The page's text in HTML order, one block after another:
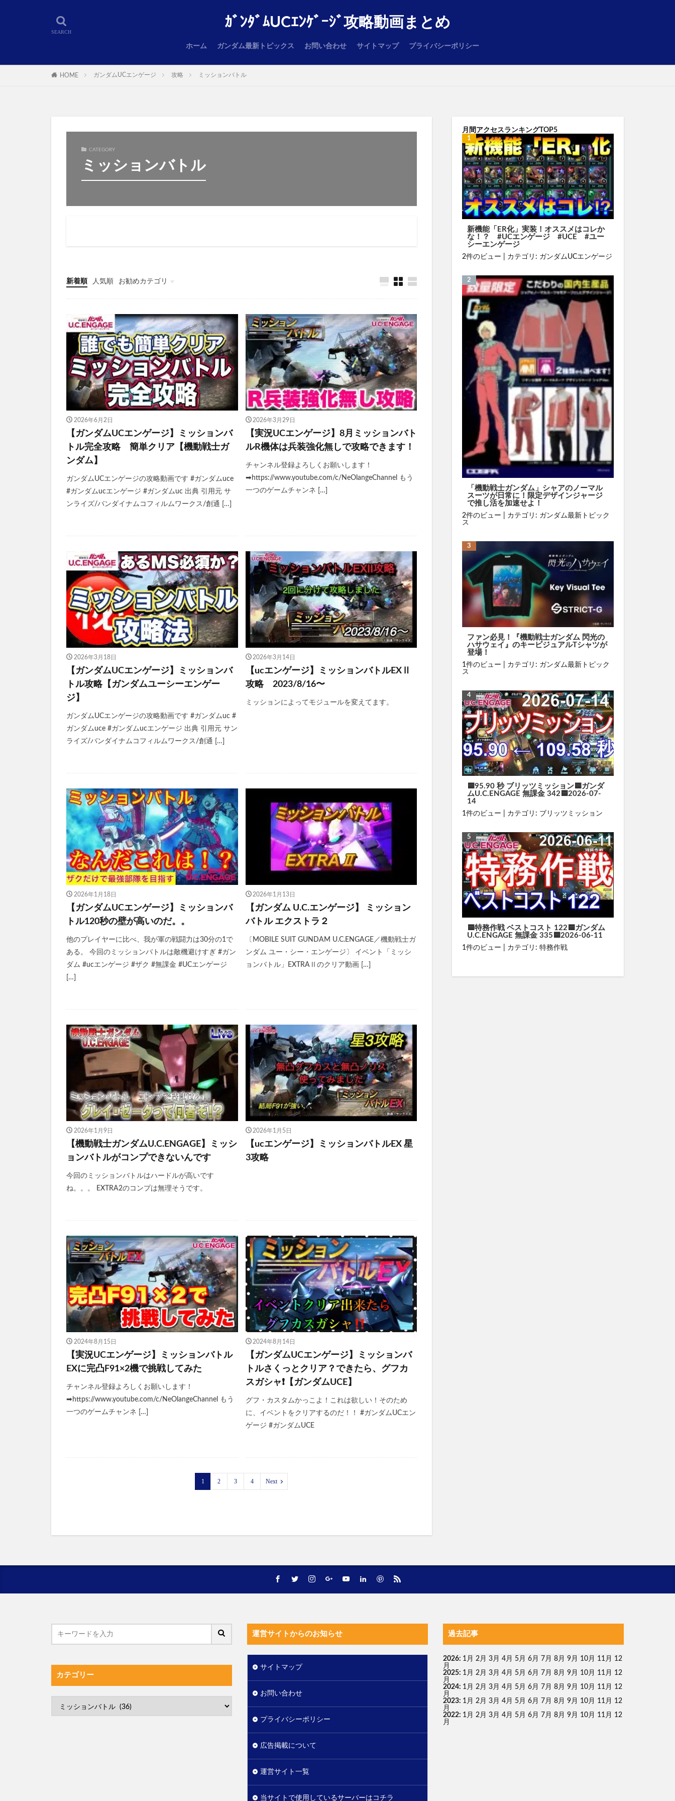
ｶﾞﾝﾀﾞﾑUCｴﾝｹﾞｰｼﾞ攻略動画まとめ
ホーム ガンダム最新トピックス お問い合わせ サイトマップ プライバシーポリシー
HOME ガンダムUCエンゲージ 攻略 ミッションバトル
CATEGORY
ミッションバトル
新着順 人気順 お勧めカテゴリ
ガンダムUCエンゲージ
2026年6月2日
【ガンダムUCエンゲージ】ミッションバ
トル完全攻略 簡単クリア【機動戦士ガ
ンダム】
ガンダムUCエンゲージの攻略動画です #ガンダムuce
#ガンダムucエンゲージ #ガンダムuc 出典 引用元 サ
ンライズ/バンダイナムコフィルムワークス/創通 […]
2026年3月29日
【実況UCエンゲージ】8月ミッションバト
ルR機体は兵装強化無しで攻略できます！
チャンネル登録よろしくお願いします！
➡https://www.youtube.com/c/NeOlangeChannel もう
一つのゲームチャンネ […]
2026年3月18日
【ガンダムUCエンゲージ】ミッションバ
トル攻略【ガンダムユーシーエンゲー
ジ】
ガンダムUCエンゲージの攻略動画です #ガンダムuc #
ガンダムuce #ガンダムucエンゲージ 出典 引用元 サン
ライズ/バンダイナムコフィルムワークス/創通 […]
2026年3月14日
【ucエンゲージ】ミッションバトルEXⅡ
攻略 2023/8/16〜
ミッションによってモジュールを変えてます。
2026年1月18日
【ガンダムUCエンゲージ】ミッションバ
トル120秒の壁が高いのだ。。
他のプレイヤーに比べ、我が軍の戦闘力は30分の1で
ある。 今回のミッションバトルは敵機避けすぎ #ガン
ダム #ucエンゲージ #ザク #無課金 #UCエンゲージ
[…]
2026年1月13日
【ガンダム U.C.エンゲージ】 ミッション
バトル エクストラ２
〔MOBILE SUIT GUNDAM U.C.ENGAGE／機動戦士ガ
ンダム ユー・シー・エンゲージ〕 イベント「ミッシ
ョンバトル」EXTRAⅡのクリア動画 […]
2026年1月9日
【機動戦士ガンダムU.C.ENGAGE】ミッシ
ョンバトルがコンプできないんです
今回のミッションバトルはハードルが高いです
ね。。。 EXTRA2のコンプは無理そうです。
2026年1月5日
【ucエンゲージ】ミッションバトルEX 星
3攻略
2024年8月15日
【実況UCエンゲージ】ミッションバトル
EXに完凸F91×2機で挑戦してみた
チャンネル登録よろしくお願いします！
➡https://www.youtube.com/c/NeOlangeChannel もう
一つのゲームチャンネ […]
2024年8月14日
【ガンダムUCエンゲージ】ミッションバ
トルさくっとクリア？できたら、グフカ
スガシャ❗️【ガンダムUCE】
グフ・カスタムかっこよ！これは欲しい！そのため
に、イベントをクリアするのだ！！ #ガンダムUCエン
ゲージ #ガンダムUCE
1 2 3 4 Next
月間アクセスランキングTOP5
新機能「ER化」実装！オススメはコレか
な！？ #UCエンゲージ #UCE #ユー
シーエンゲージ
2件のビュー カテゴリ: ガンダムUCエンゲージ
「機動戦士ガンダム」シャアのノーマル
スーツが日常に！限定デザインジャージ
で推し活を加速せよ！
2件のビュー カテゴリ: ガンダム最新トピック
ス
ファン必見！『機動戦士ガンダム 閃光の
ハサウェイ』のキービジュアルTシャツが
登場！
1件のビュー カテゴリ: ガンダム最新トピック
ス
🟦95.90 秒 ブリッツミッション🟦ガンダ
ムU.C.ENGAGE 無課金 342🟦2026-07-
14
1件のビュー カテゴリ: ブリッツミッション
🟦特務作戦 ベストコスト 122🟦ガンダム
U.C.ENGAGE 無課金 335🟦2026-06-11
1件のビュー カテゴリ: 特務作戦
カテゴリー
運営サイトからのお知らせ
サイトマップ
お問い合わせ
プライバシーポリシー
広告掲載について
運営サイト一覧
当サイトで使用しているサーバーはコチラ
過去記事
2026: 1月 2月 3月 4月 5月 6月 7月 8月 9月 10月 11月
12
月
2025: 1月 2月 3月 4月 5月 6月 7月 8月 9月 10月 11月
12
月
2024: 1月 2月 3月 4月 5月 6月 7月 8月 9月 10月 11月
12
月
2023: 1月 2月 3月 4月 5月 6月 7月 8月 9月 10月 11月
12
月
2022: 1月 2月 3月 4月 5月 6月 7月 8月 9月 10月 11月
12
月